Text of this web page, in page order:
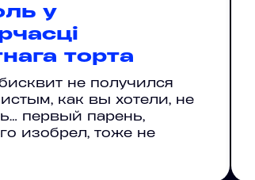
у
торта
не получился
как вы хотели, не
первый парень,
изобрел, тоже не